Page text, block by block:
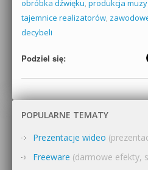
obróbka dźwięku, produkcja
tajemnice realizatorów,
decybeli
Podziel się:
POPULARNE TEMATY
Prezentacje wideo
Freeware (darmowe efekty,